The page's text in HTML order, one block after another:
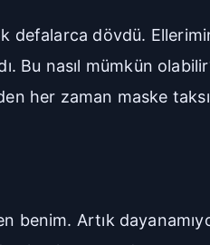
defalarca dövdü.
Bu nasıl mümkün
her zaman maske
benim. Artık